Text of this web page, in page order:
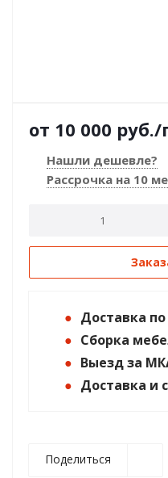
10 000 руб./
Нашли дешевле?
Рассрочка на 10
Доставка
Сборка
Выезд за
Доставка и
Поделиться